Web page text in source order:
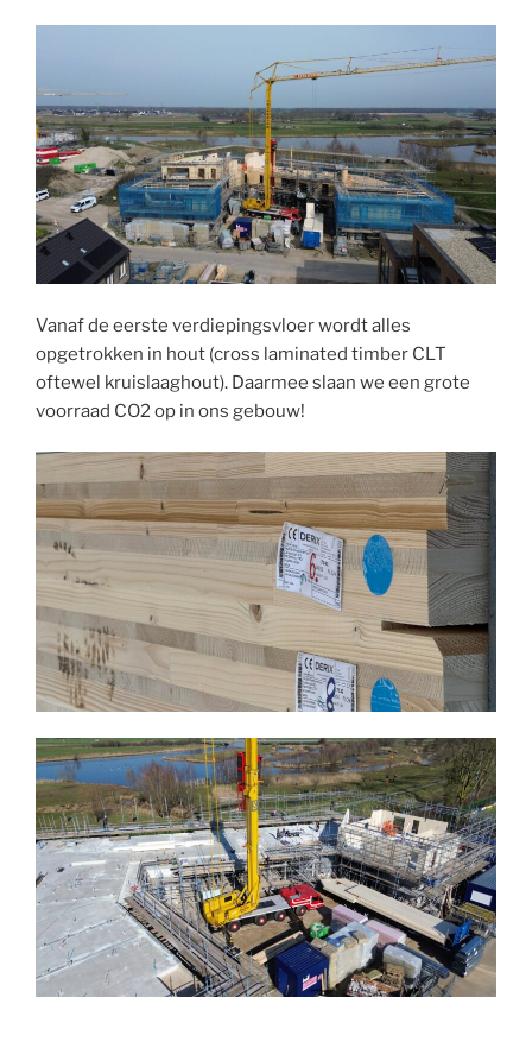
Vanaf de eerste verdiepingsvloer wordt alles
opgetrokken in hout (cross laminated timber CLT
oftewel kruislaaghout). Daarmee slaan we een grote
voorraad CO2 op in ons gebouw!